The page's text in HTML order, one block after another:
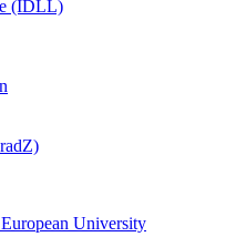
(IDLL)